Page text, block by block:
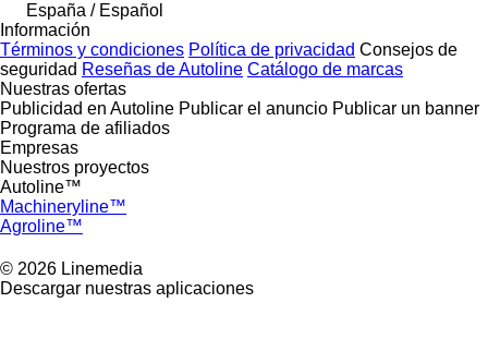
España / Español
Información
Términos y condiciones Política de privacidad Consejos de
seguridad Reseñas de Autoline Catálogo de marcas
Nuestras ofertas
Publicidad en Autoline Publicar el anuncio Publicar un banner
Programa de afiliados
Empresas
Nuestros proyectos
Autoline™
Machineryline™
Agroline™
© 2026 Linemedia
Descargar nuestras aplicaciones